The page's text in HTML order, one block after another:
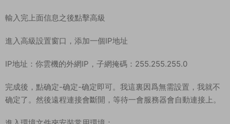
輸入完上面信息之後點擊高級
進入高級設置窗口，添加一個IP地址
IP地址：你雲機的外網IP，子網掩碼：255.255.255.0
完成後，點确定-确定-确定即可。我這裏因爲無需設置，我就不
确定了。然後遠程連接會斷開，等待一會服務器會自動連接上。